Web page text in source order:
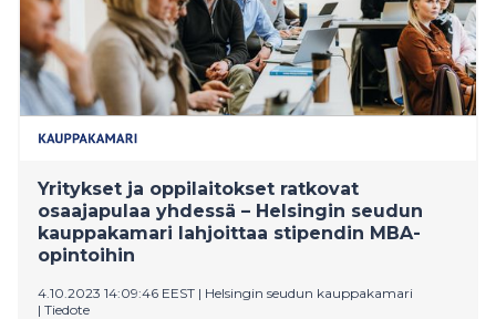
Yritykset ja oppilaitokset ratkovat
osaajapulaa yhdessä – Helsingin seudun
kauppakamari lahjoittaa stipendin MBA-
opintoihin
4.10.2023 14:09:46 EEST | Helsingin seudun kauppakamari
| Tiedote